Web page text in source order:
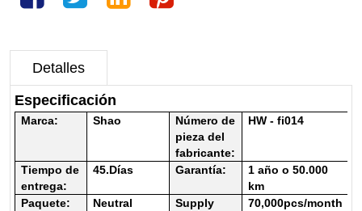
Detalles
Especificación
Marca: Shao
Número de
pieza del
fabricante:
HW - fi014
Tiempo de
entrega:
45.Días Garantía:
1 año o 50.000
km
Paquete:
Neutral
Supply
70,000pcs/month